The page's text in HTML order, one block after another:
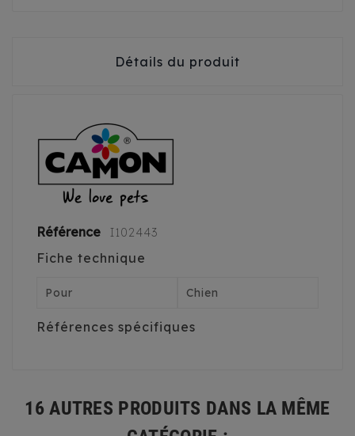
Détails du produit
Référence I102443
Fiche technique
Pour Chien
Références spécifiques
16 AUTRES PRODUITS DANS LA MÊME